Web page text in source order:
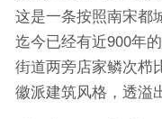
这是一条按照南宋都
迄今已经有近900年
街道两旁店家鳞次栉
徽派建筑风格，透溢